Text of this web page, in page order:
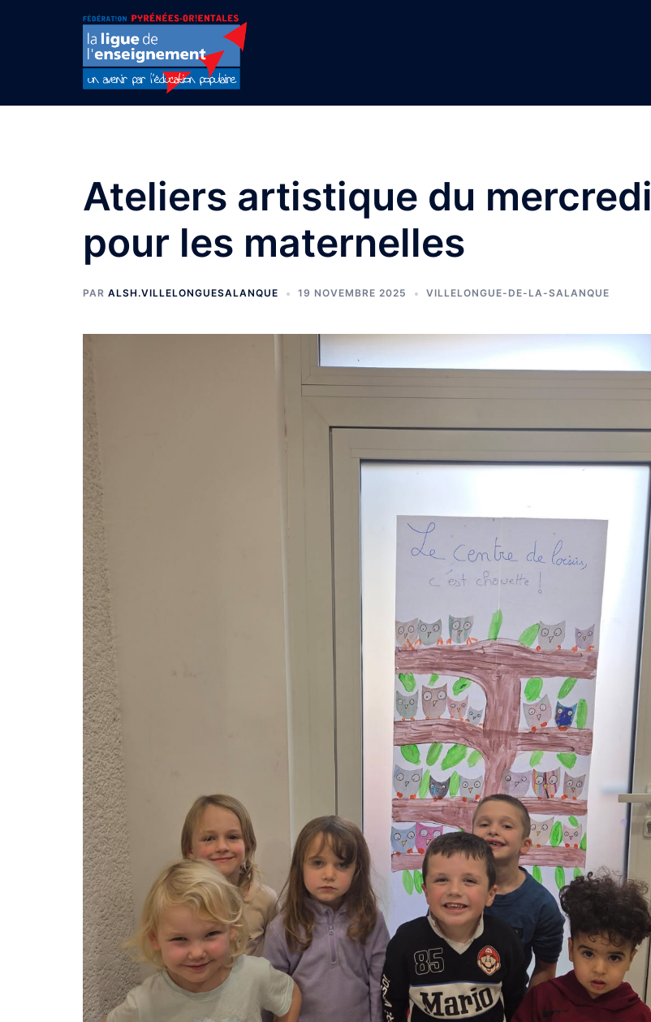
Ateliers artistique du mercredi
pour les maternelles
PAR ALSH.VILLELONGUESALANQUE 19 NOVEMBRE 2025 VILLELONGUE-DE-LA-SALANQUE